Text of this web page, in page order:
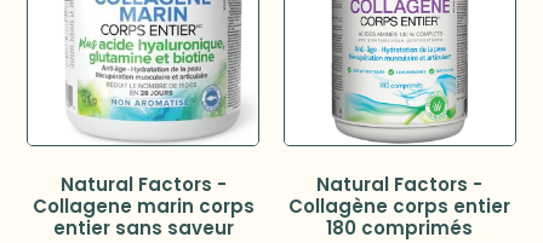
Natural Factors -
Collagene marin corps
entier sans saveur
Natural Factors -
Collagène corps entier
180 comprimés